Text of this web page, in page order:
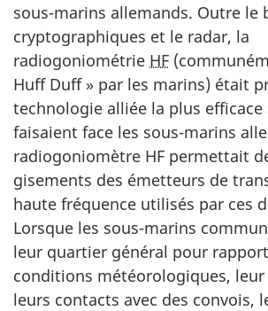
sous-marins allemands. Outre le
cryptographiques et le radar, la
radiogoniométrie HF
Huff Duff » par les marins) était
technologie alliée la plus efficace
faisaient face les sous-marins
radiogoniomètre HF permettait
gisements des émetteurs de
haute fréquence utilisés par ces
Lorsque les sous-marins
leur quartier général pour
conditions météorologiques,
leurs contacts avec des convois,